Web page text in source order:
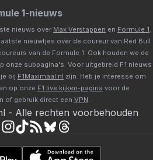
1-nieuws
nieuws over Max Verstappen en Formule 1.
nieuwtjes over de coureur van Red Bull
van de Formule 1. Ook houden we de
onze subpagina's. Voor uitgebreid F1 nieuws
bij F1Maximaal.nl zijn. Heb je interesse om
op onze F1 live kijken-pagina voor de
of gebruik direct een VPN.
- Alle rechten voorbehouden